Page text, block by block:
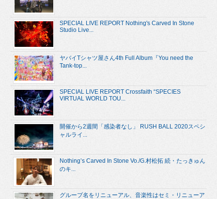
SPECIAL LIVE REPORT Nothing's Carved In Stone
Studio Live...
ヤバイTシャツ屋さん4th Full Album『You need the
Tank-top...
SPECIAL LIVE REPORT Crossfaith “SPECIES
VIRTUAL WORLD TOU...
開催から2週間「感染者なし」 RUSH BALL 2020スペシ
ャルライ...
Nothing’s Carved In Stone Vo./G.村松拓 続・たっきゅん
のキ...
グループ名をリニューアル、音楽性はセミ・リニューア